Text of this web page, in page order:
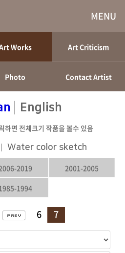
MENU
Works Art Criticism
Photo Contact Artist
| English
하면 전체크기 작품을 볼수 있음
Water color sketch
2019 2001-2005
1994
6 7